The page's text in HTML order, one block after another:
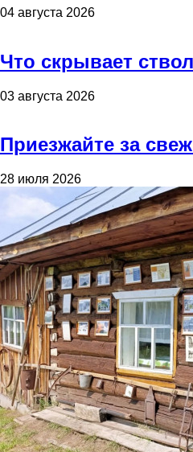
04 августа 2026
Что скрывает
03 августа 2026
Приезжайте за
28 июля 2026